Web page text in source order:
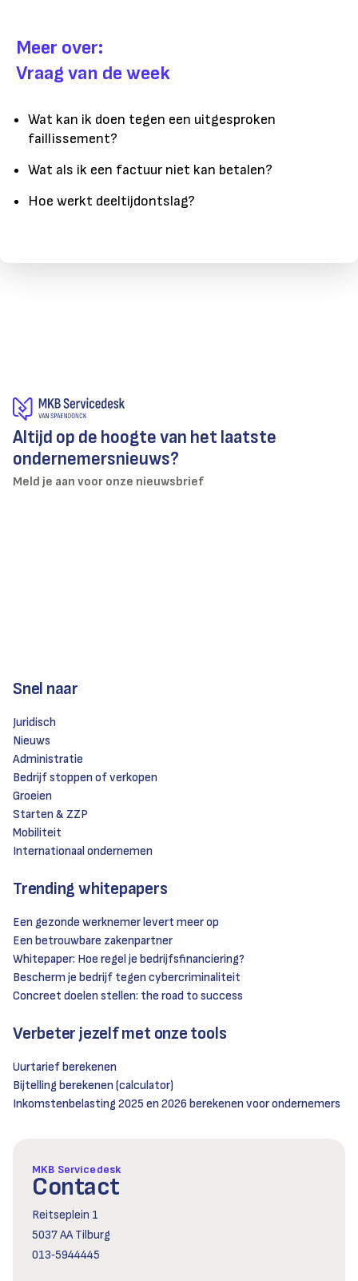
Meer over:
Vraag van de week
Wat kan ik doen tegen een uitgesproken
faillissement?
Wat als ik een factuur niet kan betalen?
Hoe werkt deeltijdontslag?
Altijd op de hoogte van het laatste
ondernemersnieuws?
Meld je aan voor onze nieuwsbrief
Snel naar
Juridisch
Nieuws
Administratie
Bedrijf stoppen of verkopen
Groeien
Starten & ZZP
Mobiliteit
Internationaal ondernemen
Trending whitepapers
Een gezonde werknemer levert meer op
Een betrouwbare zakenpartner
Whitepaper: Hoe regel je bedrijfsfinanciering?
Bescherm je bedrijf tegen cybercriminaliteit
Concreet doelen stellen: the road to success
Verbeter jezelf met onze tools
Uurtarief berekenen
Bijtelling berekenen (calculator)
Inkomstenbelasting 2025 en 2026 berekenen voor ondernemers
MKB Servicedesk
Contact
Reitseplein 1
5037 AA Tilburg
013‑5944445